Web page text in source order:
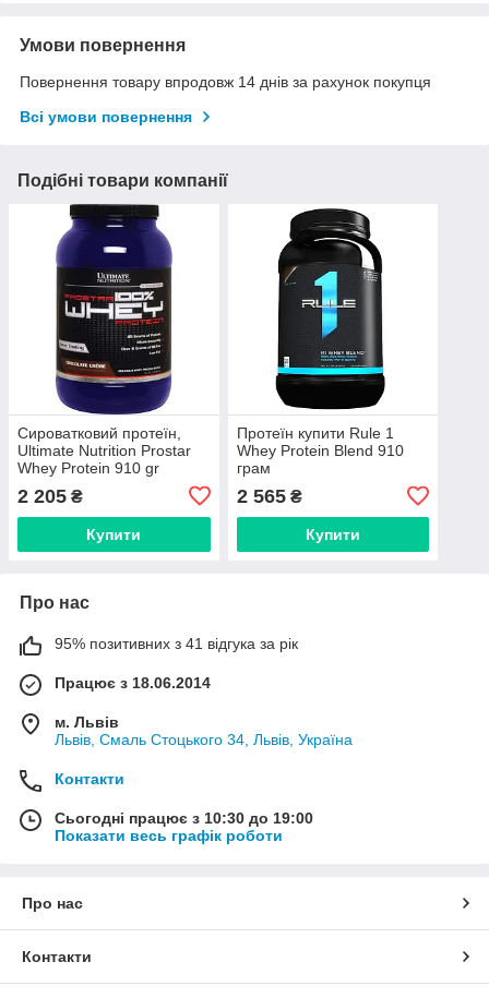
Умови повернення
Повернення товару впродовж 14 днів за рахунок покупця
Всі умови повернення
Подібні товари компанії
Сироватковий протеїн,
Ultimate Nutrition Prostar
Whey Protein 910 gr
2 205 ₴
Купити
Протеїн купити Rule 1
Whey Protein Blend 910
грам
2 565₴
Купити
Про нас
95% позитивних з 41 відгука за рік
Працює з 18.06.2014
м. Львів
Львів, Смаль Стоцького 34, Львів, Україна
Контакти
Сьогодні працює з 10:30 до 19:00
Показати весь графік роботи
Про нас
Контакти